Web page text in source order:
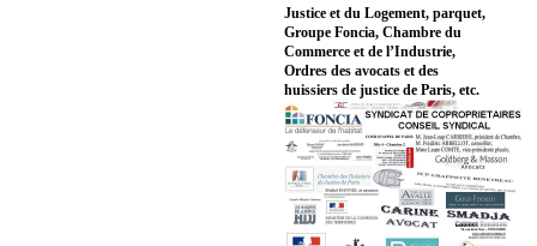
Justice et du Logement, parquet,
Groupe Foncia, Chambre du
Commerce et de l’Industrie,
Ordres des avocats et des
huissiers de justice de Paris, etc.